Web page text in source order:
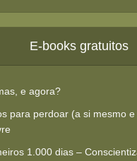
E-books gratuitos
e agora?
para perdoar (a si mesmo
1.000 dias –